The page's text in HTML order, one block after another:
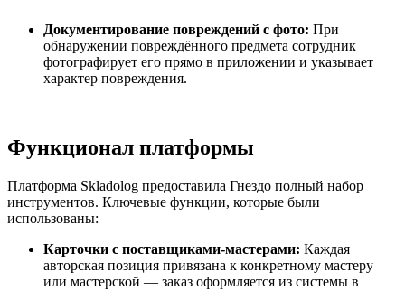
Документирование повреждений с фото: При
обнаружении повреждённого предмета сотрудник
фотографирует его прямо в приложении и указывает
характер повреждения.
Функционал платформы
Платформа Skladolog предоставила Гнездо полный набор
инструментов. Ключевые функции, которые были
использованы:
Карточки с поставщиками-мастерами: Каждая
авторская позиция привязана к конкретному мастеру
или мастерской — заказ оформляется из системы в